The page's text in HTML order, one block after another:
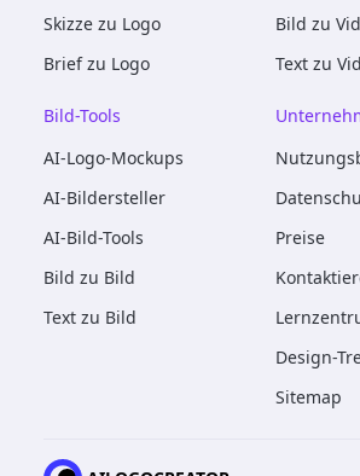
Skizze zu Logo
Brief zu Logo
Bild zu
Text zu
Bild-Tools
AI-Logo-Mockups
AI-Bildersteller
AI-Bild-Tools
Bild zu Bild
Text zu Bild
Preise
Design-
Sitemap